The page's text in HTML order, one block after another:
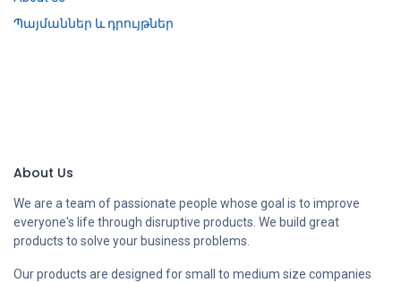
Պայմաններ և դրույթներ
About Us
We are a team of passionate people whose goal is to improve
everyone's life through disruptive products. We build great
products to solve your business problems.
Our products are designed for small to medium size companies